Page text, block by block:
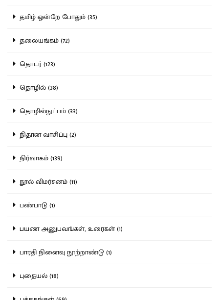
தமிழ் ஒன்றே போதும் (35)
தலையங்கம் (72)
தொடர் (123)
தொழில் (38)
தொழில்நுட்பம் (33)
நிதான வாசிப்பு (2)
நிர்வாகம் (139)
நூல் விமர்சனம் (11)
பண்பாடு (1)
பயண அனுபவங்கள், உரைகள் (1)
பாரதி நினைவு நூற்றாண்டு (1)
புதையல் (18)